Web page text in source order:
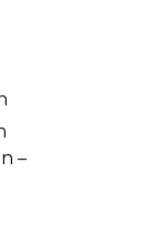
Tấm Văn
nhanh
–